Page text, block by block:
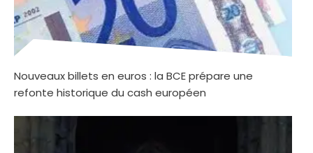
Nouveaux billets en euros : la BCE prépare une
refonte historique du cash européen